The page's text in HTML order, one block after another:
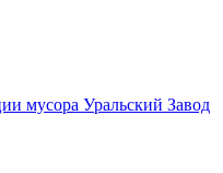
мусора Уральский Завод